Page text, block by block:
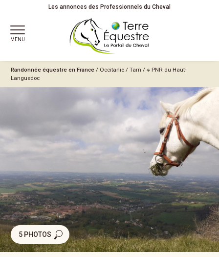
Les annonces des Professionnels du Cheval
MENU
Randonnée équestre en France / Occitanie /Tarn /※ PNR du Haut-
Languedoc
5 PHOTOS